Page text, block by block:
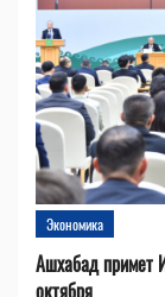
Экономика
Ашхабад примет
октября